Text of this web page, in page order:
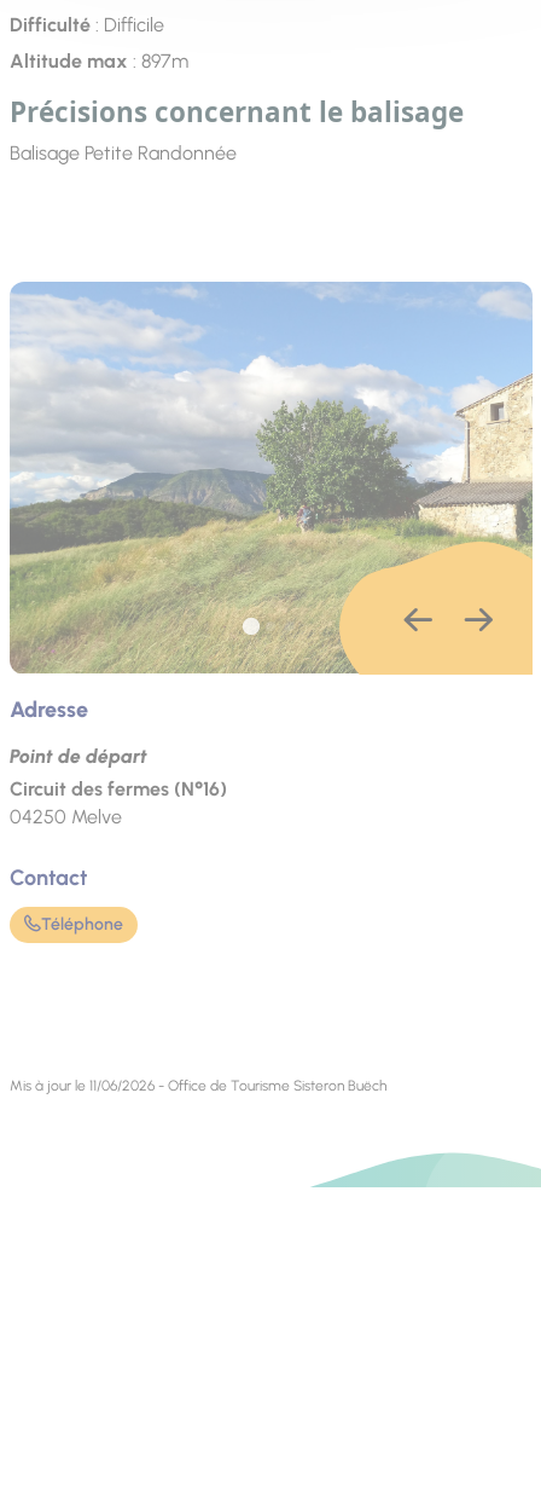
Difficulté: Difficile
Altitude max : 897m
Précisions concernant le balisage
Balisage Petite Randonnée
Adresse
Point de départ
Circuit des fermes (N°16)
04250 Melve
Contact
Téléphone
Mis à jour le 11/06/2026 - Office de Tourisme Sisteron Buëch